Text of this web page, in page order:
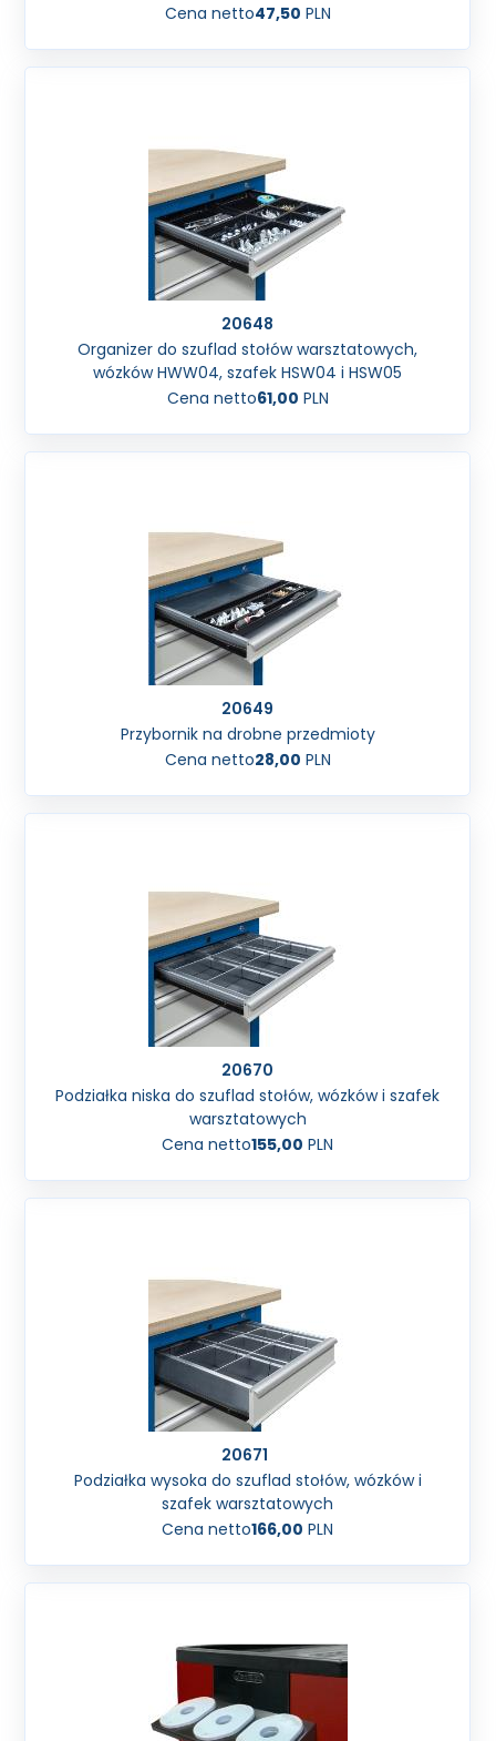
Cena netto47,50 PLN
20648
Organizer do szuflad stołów warsztatowych,
wózków HWW04, szafek HSW04 i HSW05
Cena netto61,00 PLN
20649
Przybornik na drobne przedmioty
Cena netto28,00 PLN
20670
Podziałka niska do szuflad stołów, wózków i szafek
warsztatowych
Cena netto155,00 PLN
20671
Podziałka wysoka do szuflad stołów, wózków i
szafek warsztatowych
Cena netto166,00 PLN